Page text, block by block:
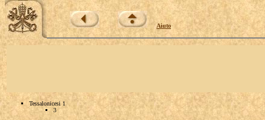
Aiuto
Tessalonicesi 1
3